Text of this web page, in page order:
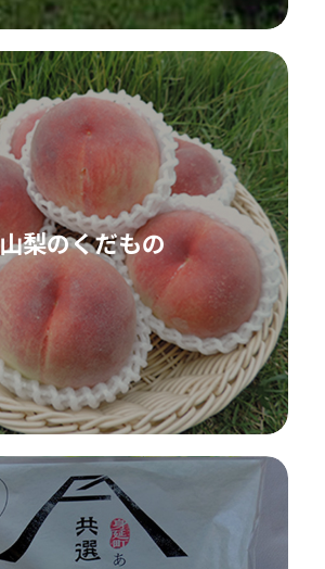
山梨のくだもの